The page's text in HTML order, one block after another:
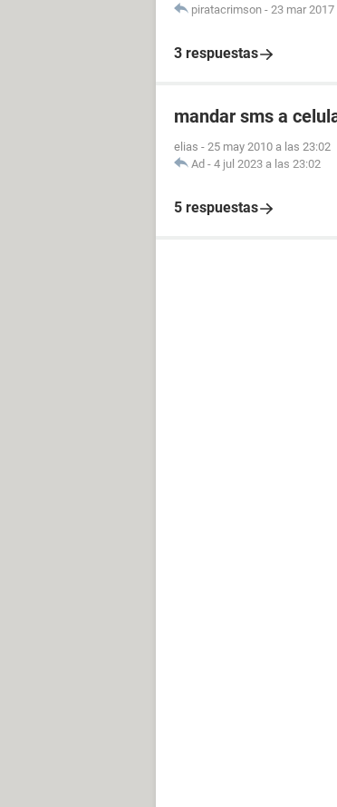
piratacrimson - 23 mar
3 respuestas
mandar sms a
elias - 25 may 2010 a las 23:02
Ad - 4 jul 2023 a las 23:02
5 respuestas